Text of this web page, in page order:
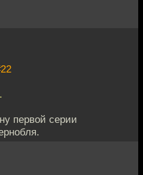
первой серии